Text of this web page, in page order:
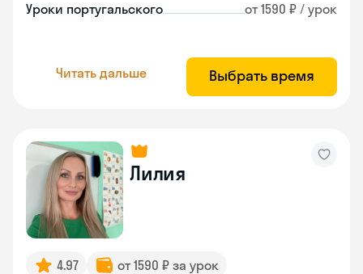
Уроки португальского от 1590 ₽ / урок
Читать дальше Выбрать время
Лилия
4.97
от 1590 ₽ за урок